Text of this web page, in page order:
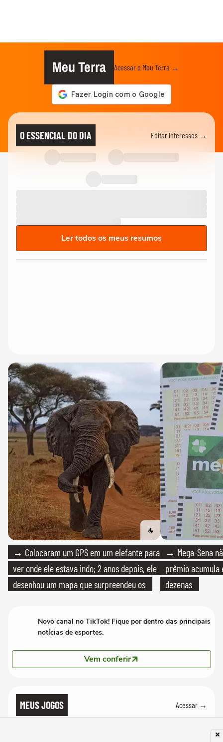
Meu Terra Acessar o Meu Terra →
O ESSENCIAL DO DIA Editar interesses →
Ler todos os meus resumos
→ Colocaram um GPS em um elefante para
ver onde ele estava indo; 2 anos depois, ele
desenhou um mapa que surpreendeu os
→ Mega-Sena
prêmio acumula
dezenas
Novo canal no TikTok! Fique por dentro das principais
notícias de esportes.
Vem conferir
MEUS JOGOS Acessar →